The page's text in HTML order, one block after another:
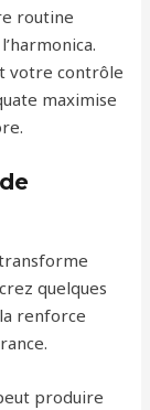
routine
votre contrôle
maximise
quelques
renforce
produire